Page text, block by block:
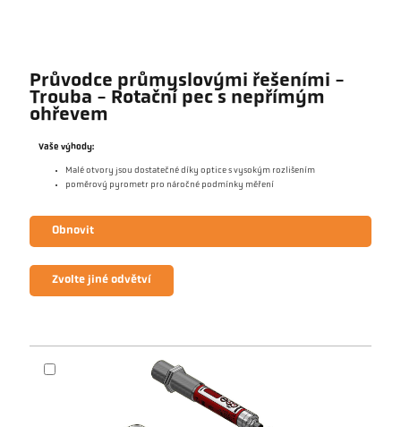
Průvodce průmyslovými řešeními -
Trouba - Rotační pec s nepřímým
ohřevem
Vaše výhody:
Malé otvory jsou dostatečné díky optice s vysokým rozlišením
poměrový pyrometr pro náročné podmínky měření
Obnovit
Zvolte jiné odvětví